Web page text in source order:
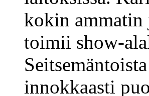
kokin
toimii show-
innokkaasti